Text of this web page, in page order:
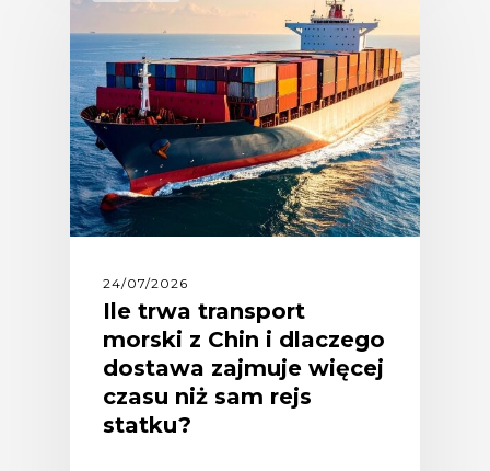
24/07/2026
Ile trwa transport
morski z Chin i dlaczego
dostawa zajmuje więcej
czasu niż sam rejs
statku?